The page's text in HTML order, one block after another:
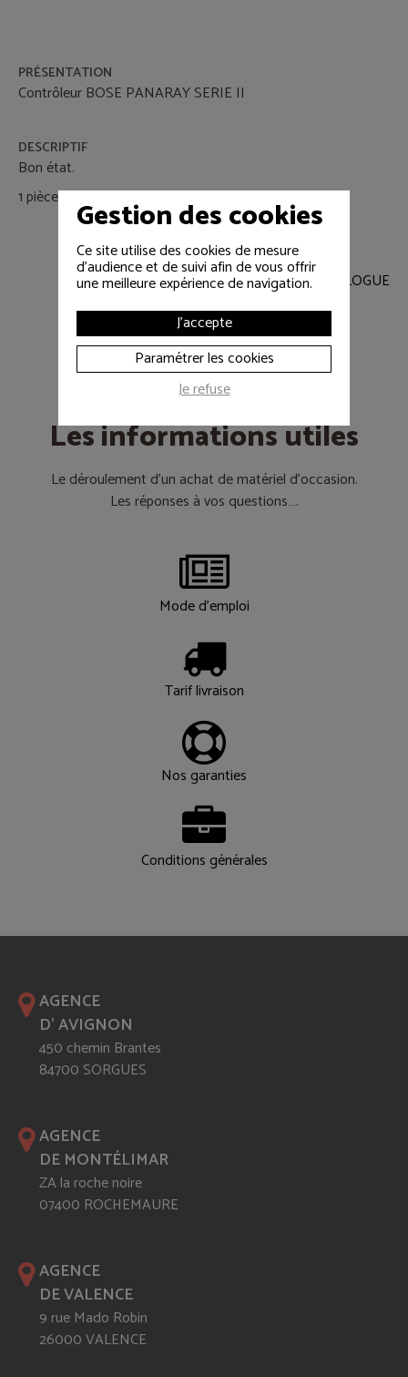
PRÉSENTATION
Contrôleur BOSE PANARAY SERIE II
DESCRIPTIF
Bon état.
1 pièce disponible.
RETOUR AU CATALOGUE
Les informations utiles
Le déroulement d’un achat de matériel d’occasion.
Les réponses à vos questions….
Mode d'emploi
Tarif livraison
Nos garanties
Conditions générales
AGENCE
D' AVIGNON
450 chemin Brantes
84700 SORGUES
AGENCE
DE MONTÉLIMAR
ZA la roche noire
07400 ROCHEMAURE
AGENCE
DE VALENCE
9 rue Mado Robin
26000 VALENCE
Gestion des cookies
Ce site utilise des cookies de mesure
d'audience et de suivi afin de vous offrir
une meilleure expérience de navigation.
J'accepte
Paramétrer les cookies
Je refuse